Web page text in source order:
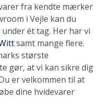
fra kendte mærker
i Vejle kan du
ét tag. Her har vi
samt mange flere.
største
gør, at vi kan sikre dig
er velkommen til at
dine hvidevarer